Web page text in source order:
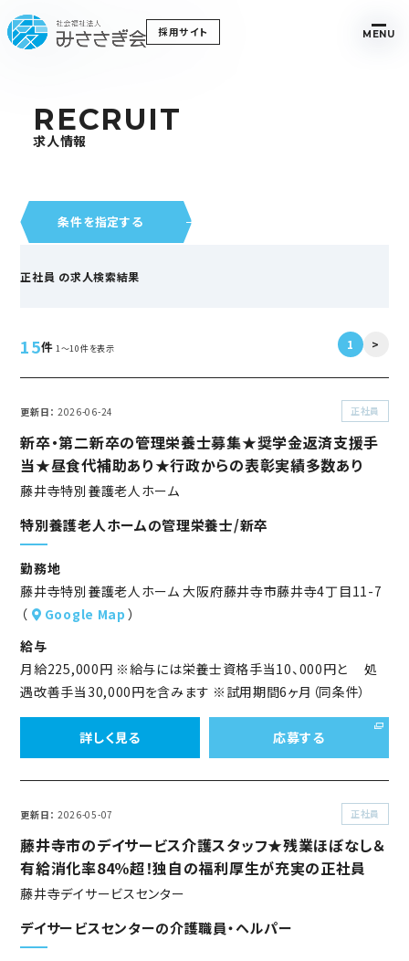
RECRUIT
求人情報
採用サイト MENU
条件を指定する
正社員 の求人検索結果
15件 1～10件を表示 1 >
更新日 2026-06-24 正社員
新卒・第二新卒の管理栄養士募集★奨学金返済支援手
当★昼食代補助あり★行政からの表彰実績多数あり
藤井寺特別養護老人ホーム
特別養護老人ホームの管理栄養士/新卒
勤務地
藤井寺特別養護老人ホーム 大阪府藤井寺市藤井寺4丁目11-7
（
Google Map ）
給与
月給225,000円 ※給与には栄養士資格手当10、000円と 処
遇改善手当30,000円を含みます ※試用期間6ヶ月（同条件）
詳しく見る 応募する
更新日 2026-05-07 正社員
藤井寺市のデイサービス介護スタッフ★残業ほぼなし＆
有給消化率84％超！独自の福利厚生が充実の正社員
藤井寺デイサービスセンター
デイサービスセンターの介護職員・ヘルパー